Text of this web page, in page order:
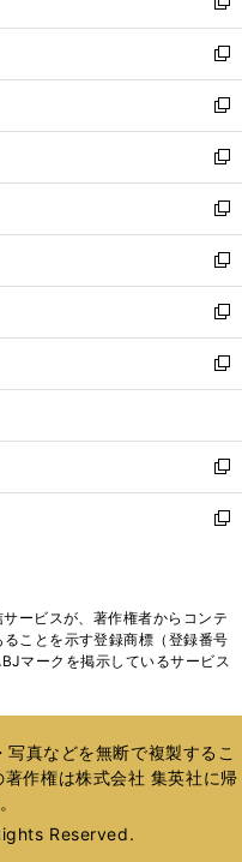
ウ
で
開
く
ィ
ン
ド
ウ
で
開
く
い
ウ
ィ
ン
ド
ウ
で
開
く
新
し
い
ウ
ィ
ン
ド
ウ
で
開
く
新
し
い
ウ
ィ
ン
ド
ウ
で
開
く
新
し
い
ウ
ィ
ン
ド
ウ
で
開
く
新
し
い
ウ
ィ
ン
ド
ウ
で
開
新
し
い
ウ
ィ
ン
ド
ウ
開
く
新
し
い
ウ
ィ
ン
ウ
で
開
く
新
し
い
ウ
ン
ド
ウ
で
新
し
ウ
ィ
ン
ド
く
新
し
い
ド
ウ
で
新
ィ
ン
ド
開
く
ービスが、著作権者からコンテ
ことを示す登録商標（登録番号
マークを掲示しているサービス
真などを無断で複製するこ
作権は株式会社 集英社に帰
Reserved.